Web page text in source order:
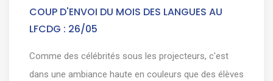
COUP D'ENVOI DU MOIS DES LANGUES AU
LFCDG : 26/05
Comme des célébrités sous les projecteurs, c'est
dans une ambiance haute en couleurs que des élèves